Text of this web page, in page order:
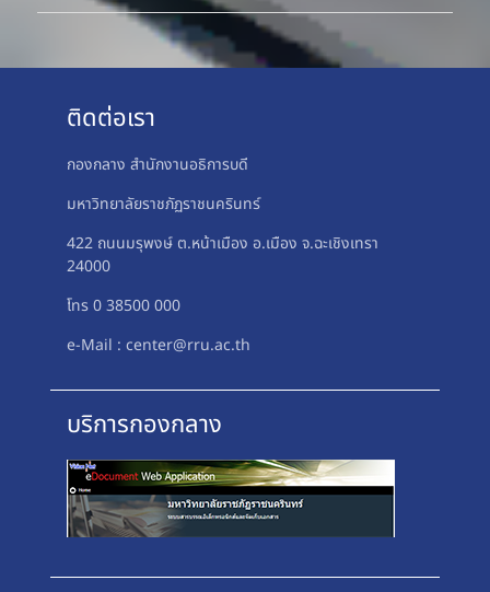
ติดต่อเรา
กองกลาง สำนักงานอธิการบดี
มหาวิทยาลัยราชภัฏราชนครินทร์
422 ถนนมรุพงษ์ ต.หน้าเมือง อ.เมือง จ.ฉะเชิงเทรา
24000
โทร 0 38500 000
e-Mail : center@rru.ac.th
บริการกองกลาง